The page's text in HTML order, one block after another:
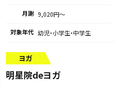
月謝 9,020円〜
対象年代 幼児・小学生・中学生
ヨガ
明星院deヨガ